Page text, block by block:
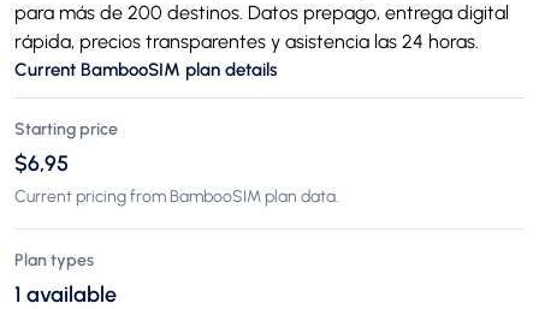
para más de 200 destinos. Datos prepago, entrega digital
rápida, precios transparentes y asistencia las 24 horas.
Current BambooSIM plan details
Starting price
$6,95
Current pricing from BambooSIM plan data.
Plan types
1 available